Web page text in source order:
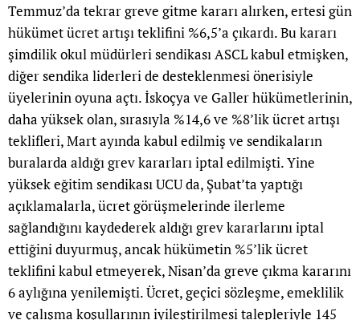
Temmuz’da tekrar greve gitme kararı alırken, ertesi gün
hükümet ücret artışı teklifini %6,5’a çıkardı. Bu kararı
şimdilik okul müdürleri sendikası ASCL kabul etmişken,
diğer sendika liderleri de desteklenmesi önerisiyle
üyelerinin oyuna açtı. İskoçya ve Galler hükümetlerinin,
daha yüksek olan, sırasıyla %14,6 ve %8’lik ücret artışı
teklifleri, Mart ayında kabul edilmiş ve sendikaların
buralarda aldığı grev kararları iptal edilmişti. Yine
yüksek eğitim sendikası UCU da, Şubat’ta yaptığı
açıklamalarla, ücret görüşmelerinde ilerleme
sağlandığını kaydederek aldığı grev kararlarını iptal
ettiğini duyurmuş, ancak hükümetin %5’lik ücret
teklifini kabul etmeyerek, Nisan’da greve çıkma kararını
6 aylığına yenilemişti. Ücret, geçici sözleşme, emeklilik
ve çalışma koşullarının iyileştirilmesi talepleriyle 145